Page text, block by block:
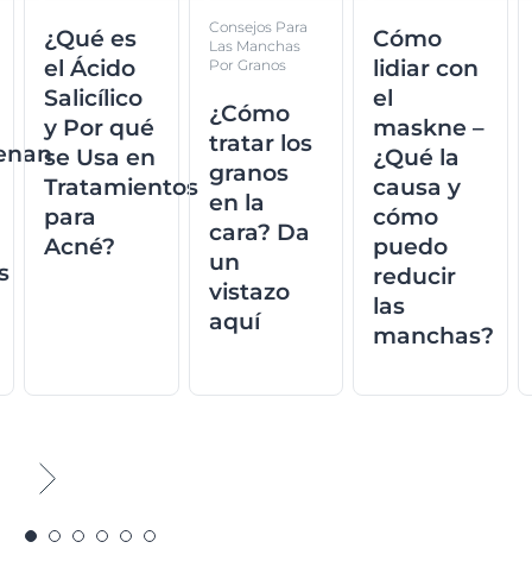
¿Qué es
el Ácido
Salicílico
y Por qué
se Usa en
Tratamientos
para
Acné?
Consejos Para
Las Manchas
Por Granos
¿Cómo
tratar los
granos
en la
cara? Da
un
vistazo
aquí
Cómo
lidiar con
el
maskne –
¿Qué la
causa y
cómo
puedo
reducir
las
manchas?